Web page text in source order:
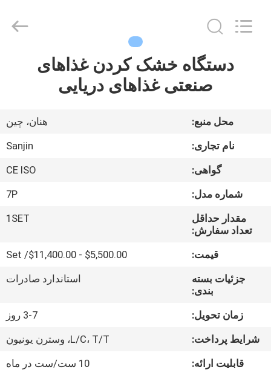
دربارهی
کارخانه
کیفیت
تماس
دستگاه خشک کردن غذاهای
صنعتی غذاهای دریایی
محل منبع:
هنان، چین
نام تجاری:
Sanjin
گواهی:
CE ISO
شماره مدل:
7P
مقدار حداقل
تعداد سفارش:
1SET
قیمت:
$5,500.00 - $11,400.00/ Set
جزئیات بسته
بندی:
استاندارد صادرات
زمان تحویل:
3-7 روز
شرایط پرداخت:
L/C، T/T، وسترن یونیون
قابلیت ارائه:
10 ست/ست در ماه